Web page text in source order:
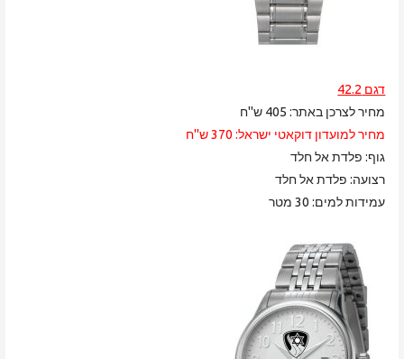
דגם 42.2
מחיר לצרכן באתר: 405 ש"ח
מחיר למועדון דוקאטי ישראל: 370 ש"ח
גוף: פלדת אל חלד
רצועה: פלדת אל חלד
עמידות למים: 30 מטר